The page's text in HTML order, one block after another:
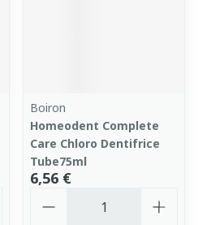
Boiron
Homeodent Complete
Care Chloro Dentifrice
Tube75ml
6,56 €